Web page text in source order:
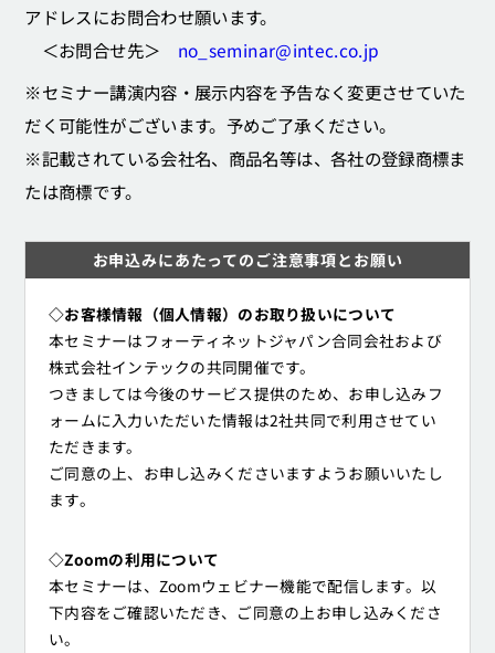
アドレスにお問合わせ願います。
＜お問合せ先＞
no_seminar@intec.co.jp
※セミナー講演内容・展示内容を予告なく変更させていた
だく可能性がございます。予めご了承ください。
※記載されている会社名、商品名等は、各社の登録商標ま
たは商標です。
お申込みにあたってのご注意事項とお願い
◇お客様情報（個人情報）のお取り扱いについて
本セミナーはフォーティネットジャパン合同会社および
株式会社インテックの共同開催です。
つきましては今後のサービス提供のため、お申し込みフ
ォームに入力いただいた情報は2社共同で利用させてい
ただきます。
ご同意の上、お申し込みくださいますようお願いいたし
ます。
◇Zoomの利用について
本セミナーは、Zoomウェビナー機能で配信します。以
下内容をご確認いただき、ご同意の上お申し込みくださ
い。